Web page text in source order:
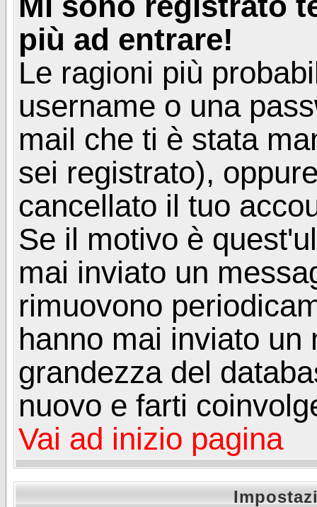
più ad entrare!
Le ragioni più
username o una
mail che ti è stata
sei registrato),
cancellato il tuo
Se il motivo è
mai inviato un
rimuovono
hanno mai inviato
grandezza del
nuovo e farti
Vai ad inizio pagina